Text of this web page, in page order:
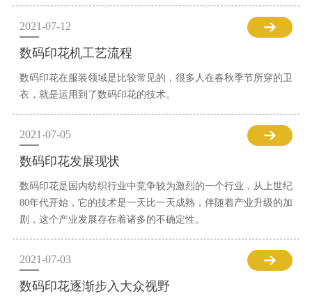
2021-07-12
数码印花机工艺流程
数码印花在服装领域是比较常见的，很多人在春秋季节所穿的卫
衣，就是运用到了数码印花的技术。
2021-07-05
数码印花发展现状
数码印花是国内纺织行业中竞争较为激烈的一个行业，从上世纪
80年代开始，它的技术是一天比一天成熟，伴随着产业升级的加
剧，这个产业发展存在着诸多的不确定性。
2021-07-03
数码印花逐渐步入大众视野